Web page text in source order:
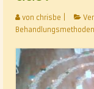
von chrisbe
Behandlungsmethoden